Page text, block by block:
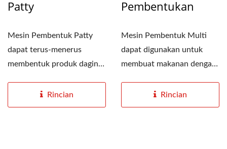
Patty
Mesin Pembentuk Patty
dapat terus-menerus
membentuk produk daging
Rincian
Pembentukan
Mesin Pembentuk Multi
dapat digunakan untuk
membuat makanan dengan
ukuran....
Rincian